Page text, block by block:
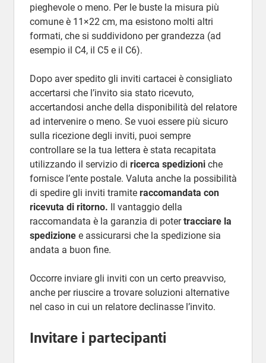
pieghevole o meno. Per le buste la misura più
comune è 11×22 cm, ma esistono molti altri
formati, che si suddividono per grandezza (ad
esempio il C4, il C5 e il C6).
Dopo aver spedito gli inviti cartacei è consigliato
accertarsi che l’invito sia stato ricevuto,
accertandosi anche della disponibilità del relatore
ad intervenire o meno. Se vuoi essere più sicuro
sulla ricezione degli inviti, puoi sempre
controllare se la tua lettera è stata recapitata
utilizzando il servizio di ricerca spedizioniche
fornisce l’ente postale. Valuta anche la possibilità
di spedire gli inviti tramite raccomandata con
ricevuta di ritorno. Il vantaggio della
raccomandata è la garanzia di potertracciare la
spedizione e assicurarsi che la spedizione sia
andata a buon fine.
Occorre inviare gli inviti con un certo preavviso,
anche per riuscire a trovare soluzioni alternative
nel caso in cui un relatore declinasse l’invito.
Invitare i partecipanti